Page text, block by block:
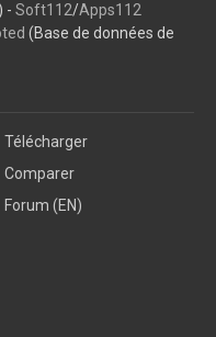
- Soft112/Apps112
(Base de données de
Télécharger
Comparer
Forum (EN)